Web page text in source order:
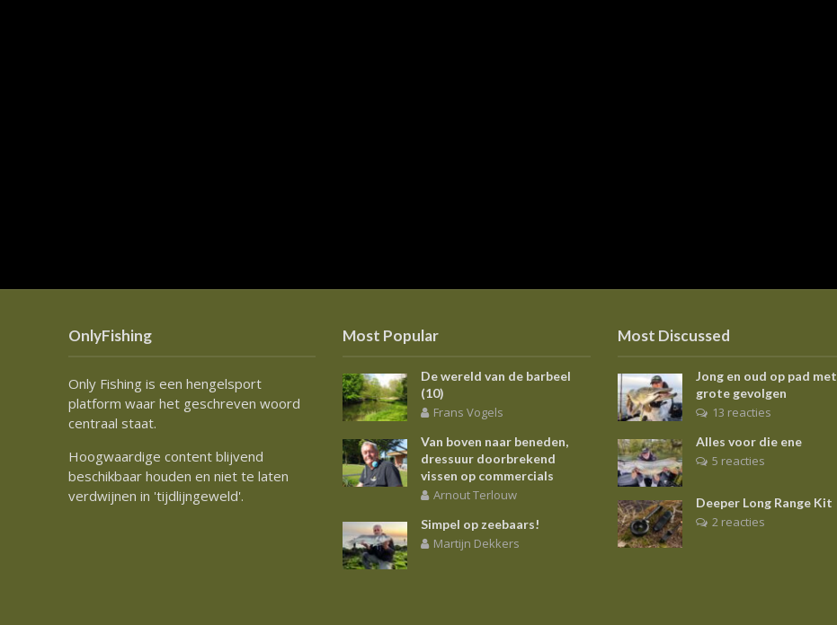
OnlyFishing
Only Fishing is een hengelsport
platform waar het geschreven woord
centraal staat.
Hoogwaardige content blijvend
beschikbaar houden en niet te laten
verdwijnen in 'tijdlijngeweld'.
Most Popular
De wereld van de barbeel
(10)
Frans Vogels
Van boven naar beneden,
dressuur doorbrekend
vissen op commercials
Arnout Terlouw
Simpel op zeebaars!
Martijn Dekkers
Most Discussed
Jong en oud op pad met
grote gevolgen
13 reacties
Alles voor die ene
5 reacties
Deeper Long Range Kit
2 reacties